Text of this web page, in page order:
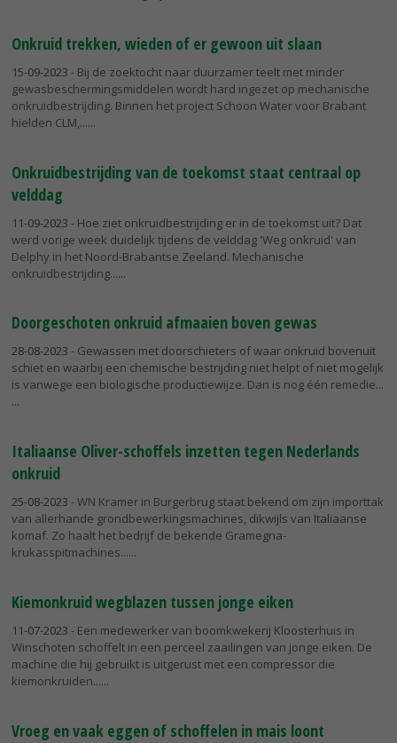
Onkruid trekken, wieden of er gewoon uit slaan
15-09-2023 - Bij de zoektocht naar duurzamer teelt met minder
gewasbeschermingsmiddelen wordt hard ingezet op mechanische
onkruidbestrijding. Binnen het project Schoon Water voor Brabant
hielden CLM,...
Onkruidbestrijding van de toekomst staat centraal op
velddag
11-09-2023 - Hoe ziet onkruidbestrijding er in de toekomst uit? Dat
werd vorige week duidelijk tijdens de velddag 'Weg onkruid' van
Delphy in het Noord-Brabantse Zeeland. Mechanische
onkruidbestrijding...
Doorgeschoten onkruid afmaaien boven gewas
28-08-2023 - Gewassen met doorschieters of waar onkruid bovenuit
schiet en waarbij een chemische bestrijding niet helpt of niet mogelijk
is vanwege een biologische productiewijze. Dan is nog één remedie...
Italiaanse Oliver-schoffels inzetten tegen Nederlands
onkruid
25-08-2023 - WN Kramer in Burgerbrug staat bekend om zijn importtak
van allerhande grondbewerkingsmachines, dikwijls van Italiaanse
komaf. Zo haalt het bedrijf de bekende Gramegna-
krukasspitmachines...
Kiemonkruid wegblazen tussen jonge eiken
11-07-2023 - Een medewerker van boomkwekerij Kloosterhuis in
Winschoten schoffelt in een perceel zaailingen van jonge eiken. De
machine die hij gebruikt is uitgerust met een compressor die
kiemonkruiden...
Vroeg en vaak eggen of schoffelen in mais loont